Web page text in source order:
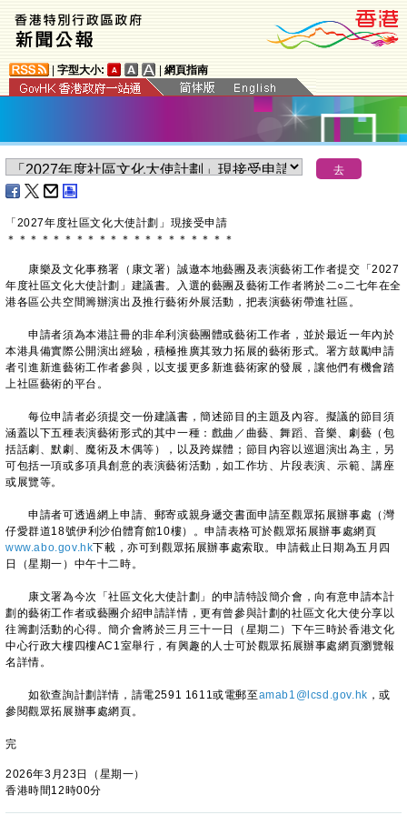
字型大小: 網頁指南
「2027年度社區文化大使計劃」現接受申請
＊ ＊ ＊ ＊ ＊ ＊ ＊ ＊ ＊ ＊ ＊ ＊ ＊ ＊ ＊ ＊ ＊ ＊ ＊ ＊
康樂及文化事務署（康文署）誠邀本地藝團及表演藝術工作者提交「2027
年度社區文化大使計劃」建議書。入選的藝團及藝術工作者將於二○二七年在全
港各區公共空間籌辦演出及推行藝術外展活動，把表演藝術帶進社區。
申請者須為本港註冊的非牟利演藝團體或藝術工作者，並於最近一年內於
本港具備實際公開演出經驗，積極推廣其致力拓展的藝術形式。署方鼓勵申請
者引進新進藝術工作者參與，以支援更多新進藝術家的發展，讓他們有機會踏
上社區藝術的平台。
每位申請者必須提交一份建議書，簡述節目的主題及內容。擬議的節目須
涵蓋以下五種表演藝術形式的其中一種：戲曲／曲藝、舞蹈、音樂、劇藝（包
括話劇、默劇、魔術及木偶等），以及跨媒體；節目內容以巡迴演出為主，另
可包括一項或多項具創意的表演藝術活動，如工作坊、片段表演、示範、講座
或展覽等。
申請者可透過網上申請、郵寄或親身遞交書面申請至觀眾拓展辦事處（灣
仔愛群道18號伊利沙伯體育館10樓）。申請表格可於觀眾拓展辦事處網頁
www.abo.gov.hk下載，亦可到觀眾拓展辦事處索取。申請截止日期為五月四
日（星期一）中午十二時。
康文署為今次「社區文化大使計劃」的申請特設簡介會，向有意申請本計
劃的藝術工作者或藝團介紹申請詳情，更有曾參與計劃的社區文化大使分享以
往籌劃活動的心得。簡介會將於三月三十一日（星期二）下午三時於香港文化
中心行政大樓四樓AC1室舉行，有興趣的人士可於觀眾拓展辦事處網頁瀏覽報
名詳情。
如欲查詢計劃詳情，請電2591 1611或電郵至amab1@lcsd.gov.hk ，或
參閱觀眾拓展辦事處網頁。
完
2026年3月23日（星期一）
香港時間12時00分